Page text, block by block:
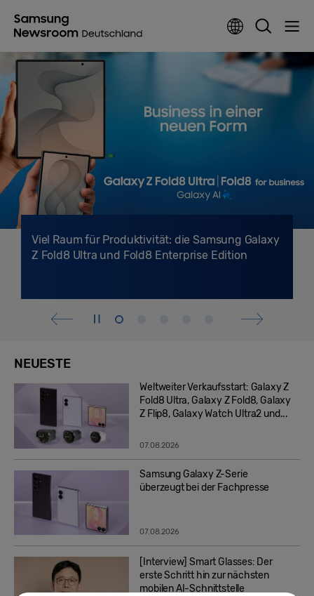
Viel Raum für Produktivität: die Samsung Galaxy
Z Fold8 Ultra und Fold8 Enterprise Edition
NEUESTE
Weltweiter Verkaufsstart: Galaxy Z
Fold8 Ultra, Galaxy Z Fold8, Galaxy
Z Flip8, Galaxy Watch Ultra2 und...
07.08.2026
Samsung Galaxy Z-Serie
überzeugt bei der Fachpresse
07.08.2026
[Interview] Smart Glasses: Der
erste Schritt hin zur nächsten
mobilen AI-Schnittstelle